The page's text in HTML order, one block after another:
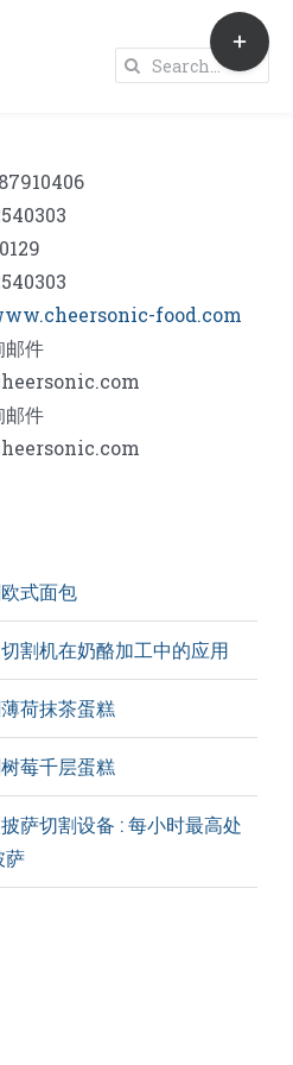
Search
food.com
邮件
邮件
式面包
割机在奶酪加工中的应用
荷抹茶蛋糕
莓千层蛋糕
萨切割设备 : 每小时最高处
萨
Toggle
Sliding